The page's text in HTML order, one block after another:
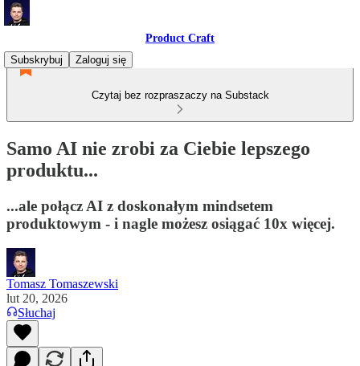
Product Craft
Subskrybuj
Zaloguj się
Czytaj bez rozpraszaczy na Substack
Samo AI nie zrobi za Ciebie lepszego
produktu...
...ale połącz AI z doskonałym mindsetem
produktowym - i nagle możesz osiągać 10x więcej.
Tomasz Tomaszewski
lut 20, 2026
Słuchaj